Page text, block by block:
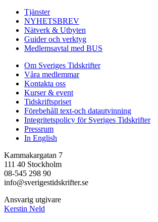
Tjänster
NYHETSBREV
Nätverk & Utbyten
Guider och verktyg
Medlemsavtal med BUS
Om Sveriges Tidskrifter
Våra medlemmar
Kontakta oss
Kurser & event
Tidskriftspriset
Förebehåll text-och datautvinning
Integritetspolicy för Sveriges Tidskrifter
Pressrum
In English
Kammakargatan 7
111 40 Stockholm
08-545 298 90
info@sverigestidskrifter.se
Ansvarig utgivare
Kerstin Neld